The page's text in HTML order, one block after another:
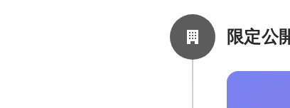
限定公